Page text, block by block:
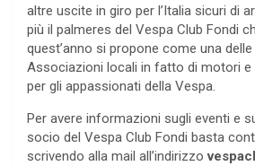
altre uscite in giro per l’Italia sicuri di
più il palmeres del Vespa Club Fondi
quest’anno si propone come una delle
Associazioni locali in fatto di motori
per gli appassionati della Vespa.
Per avere informazioni sugli eventi e
socio del Vespa Club Fondi basta
scrivendo alla mail all’indirizzo